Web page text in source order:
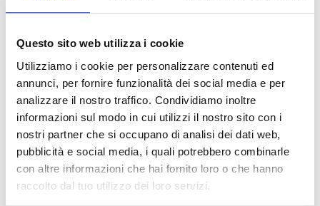
Questo sito web utilizza i cookie
Utilizziamo i cookie per personalizzare contenuti ed
annunci, per fornire funzionalità dei social media e per
analizzare il nostro traffico. Condividiamo inoltre
informazioni sul modo in cui utilizzi il nostro sito con i
nostri partner che si occupano di analisi dei dati web,
pubblicità e social media, i quali potrebbero combinarle
con altre informazioni che hai fornito loro o che hanno
raccolto dal tuo utilizzo dei loro servizi.
I diffusori sospesi da soffitto sono progettati
per offrire una diffusione sonora uniforme in
ambienti con soffitti alti o spazi ampi. Ideali
per applicazioni in edifici commerciali, aree
industriali, centri sportivi e spazi pubblici,
combinano un design elegante con
prestazioni audio affidabili.